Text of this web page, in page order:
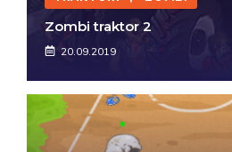
Zombi traktor 2
20.09.2019